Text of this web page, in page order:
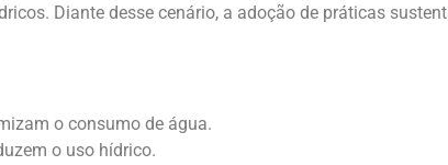
Diante desse cenário, a adoção de práticas
o consumo de água.
o uso hídrico.